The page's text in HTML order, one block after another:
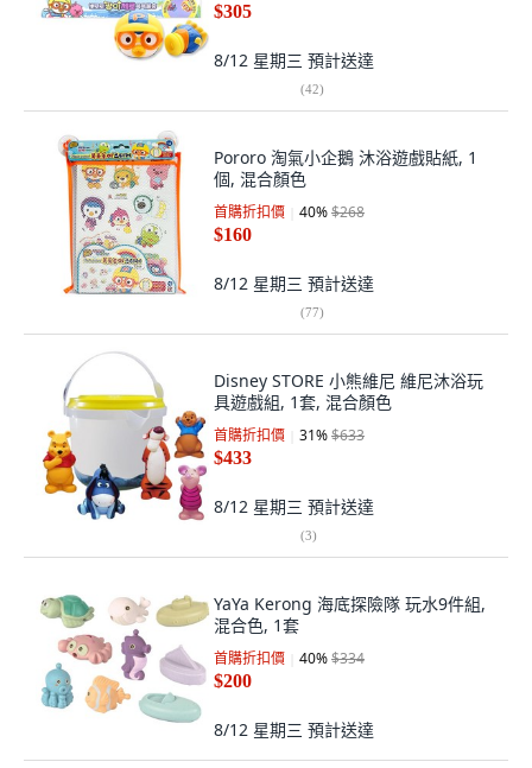
$305
8/12 星期三 預計送達
(42)
Pororo 淘氣小企鵝 沐浴遊戲貼紙, 1
個, 混合顏色
首購折扣價 40%$268
$160
8/12 星期三 預計送達
(77)
Disney STORE 小熊維尼 維尼沐浴玩
具遊戲組, 1套, 混合顏色
首購折扣價 31%$633
$433
8/12 星期三 預計送達
(3)
YaYa Kerong 海底探險隊 玩水9件組,
混合色, 1套
首購折扣價 40%$334
$200
8/12 星期三 預計送達